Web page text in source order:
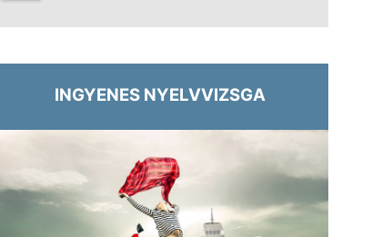
INGYENES NYELVVIZSGA